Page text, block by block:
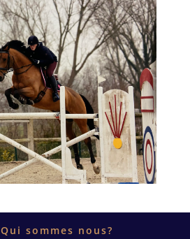
Qui sommes nous?